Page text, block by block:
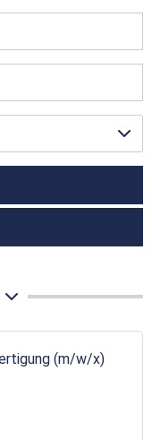
(m/w/x)